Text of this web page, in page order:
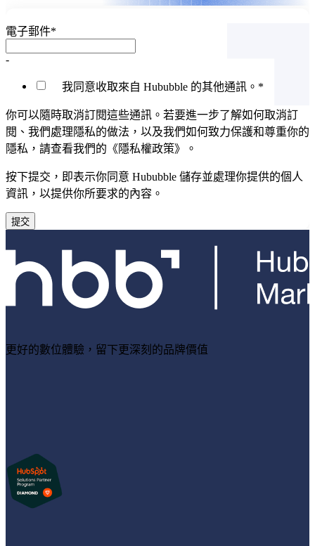
電子郵件*
-
我同意收取來自 Hububble 的其他通訊。 *
你可以隨時取消訂閱這些通訊。若要進一步了解如何取消訂
閱、我們處理隱私的做法，以及我們如何致力保護和尊重你的
隱私，請查看我們的《隱私權政策》。
按下提交，即表示你同意 Hububble 儲存並處理你提供的個人
資訊，以提供你所要求的內容。
更好的數位體驗，留下更深刻的品牌價值